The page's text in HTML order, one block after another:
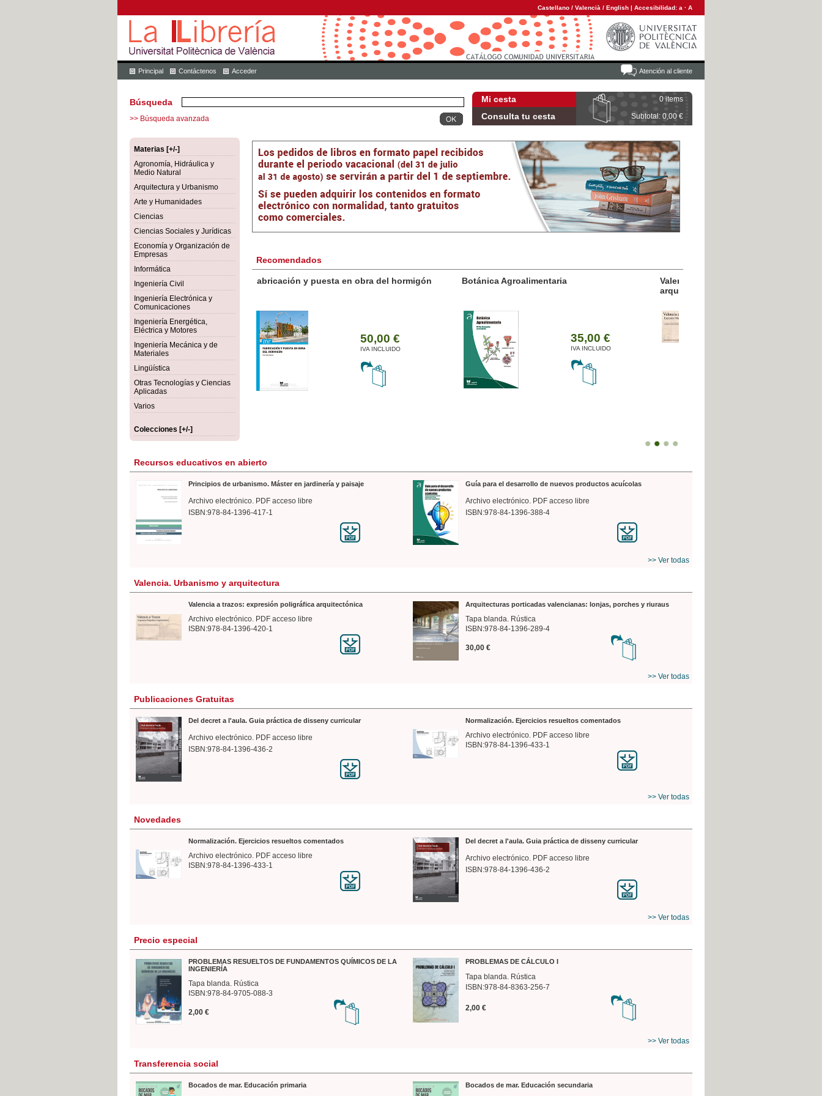
Castellano / Valencià / English | Accesibilidad: a · A
Atención al cliente
Principal Contáctenos Acceder
Mi cesta 0 items
Consulta tu cesta Subtotal: 0,00 €
Búsqueda
>> Búsqueda avanzada
Materias [+/-]
Agronomía, Hidráulica y
Medio Natural
Arquitectura y Urbanismo
Arte y Humanidades
Ciencias
Ciencias Sociales y Jurídicas
Economía y Organización de
Empresas
Informática
Ingeniería Civil
Ingeniería Electrónica y
Comunicaciones
Ingeniería Energética,
Eléctrica y Motores
Ingeniería Mecánica y de
Materiales
Lingüística
Otras Tecnologías y Ciencias
Aplicadas
Varios
Colecciones [+/-]
Recomendados
Botánica Agroalimentaria
35,00 €
IVA INCLUIDO
Valencia a trazos: expresión poligráfica
Recursos educativos en abierto
Principios de urbanismo. Máster en jardinería y paisaje
Archivo electrónico. PDF acceso libre
ISBN:978-84-1396-417-1
Guía para el desarrollo de nuevos productos acuícolas
Archivo electrónico. PDF acceso libre
ISBN:978-84-1396-388-4
>> Ver todas
Valencia. Urbanismo y arquitectura
Valencia a trazos: expresión poligráfica arquitectónica
Archivo electrónico. PDF acceso libre
ISBN:978-84-1396-420-1
Arquitecturas porticadas valencianas: lonjas, porches y riuraus
Tapa blanda. Rústica
ISBN:978-84-1396-289-4
30,00 €
>> Ver todas
Publicaciones Gratuitas
Del decret a l'aula. Guia práctica de disseny curricular
Archivo electrónico. PDF acceso libre
ISBN:978-84-1396-436-2
Normalización. Ejercicios resueltos comentados
Archivo electrónico. PDF acceso libre
ISBN:978-84-1396-433-1
>> Ver todas
Novedades
Normalización. Ejercicios resueltos comentados
Archivo electrónico. PDF acceso libre
ISBN:978-84-1396-433-1
Del decret a l'aula. Guia práctica de disseny curricular
Archivo electrónico. PDF acceso libre
ISBN:978-84-1396-436-2
>> Ver todas
Precio especial
PROBLEMAS RESUELTOS DE FUNDAMENTOS QUÍMICOS DE LA
INGENIERÍA
Tapa blanda. Rústica
ISBN:978-84-9705-088-3
2,00 €
PROBLEMAS DE CÁLCULO I
Tapa blanda. Rústica
ISBN:978-84-8363-256-7
2,00 €
>> Ver todas
Transferencia social
Bocados de mar. Educación primaria Bocados de mar. Educación secundaria